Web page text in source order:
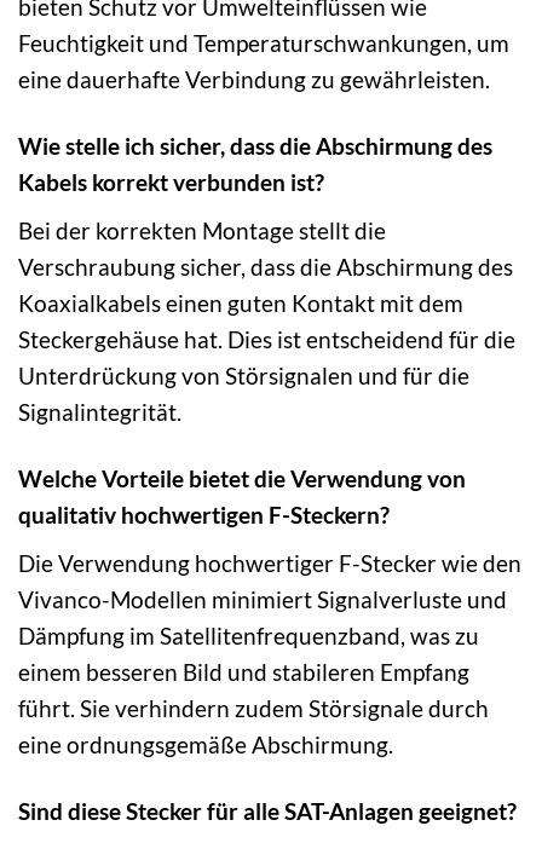
bieten Schutz vor Umwelteinflüssen wie
Feuchtigkeit und Temperaturschwankungen, um
eine dauerhafte Verbindung zu gewährleisten.
Wie stelle ich sicher, dass die Abschirmung des
Kabels korrekt verbunden ist?
Bei der korrekten Montage stellt die
Verschraubung sicher, dass die Abschirmung des
Koaxialkabels einen guten Kontakt mit dem
Steckergehäuse hat. Dies ist entscheidend für die
Unterdrückung von Störsignalen und für die
Signalintegrität.
Welche Vorteile bietet die Verwendung von
qualitativ hochwertigen F-Steckern?
Die Verwendung hochwertiger F-Stecker wie den
Vivanco-Modellen minimiert Signalverluste und
Dämpfung im Satellitenfrequenzband, was zu
einem besseren Bild und stabileren Empfang
führt. Sie verhindern zudem Störsignale durch
eine ordnungsgemäße Abschirmung.
Sind diese Stecker für alle SAT-Anlagen geeignet?